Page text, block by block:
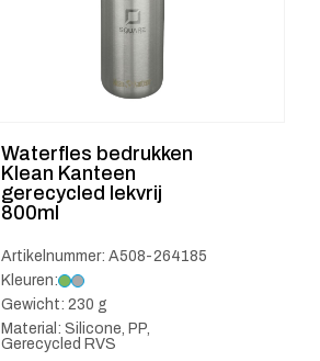
Waterfles bedrukken
Klean Kanteen
gerecycled lekvrij
800ml
Artikelnummer: A508-264185
Kleuren:
Gewicht: 230 g
Material: Silicone, PP,
Gerecycled RVS